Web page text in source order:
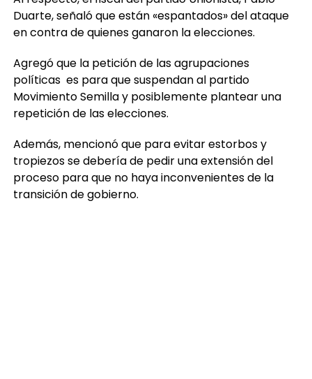
Duarte, señaló que están «espantados» del ataque
en contra de quienes ganaron la elecciones.
Agregó que la petición de las agrupaciones
políticas es para que suspendan al partido
Movimiento Semilla y posiblemente plantear una
repetición de las elecciones.
Además, mencionó que para evitar estorbos y
tropiezos se debería de pedir una extensión del
proceso para que no haya inconvenientes de la
transición de gobierno.